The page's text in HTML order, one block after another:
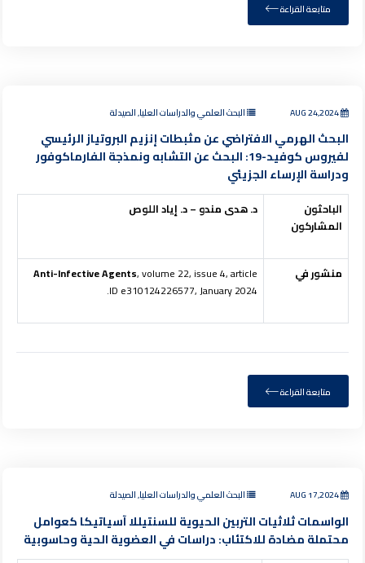
متابعة القراءة
AUG 24,2024 البحث العلمي والدراسات العليا, الصيدلة
البحث الهرمي الافتراضي عن مثبطات إنزيم البروتياز الرئيسي
لفيروس كوفيد-19: البحث عن التشابه ونمذجة الفارماكوفور
ودراسة الإرساء الجزيئي
الباحثون
المشاركون
د. هدى مندو – د. إياد اللوص
منشور في Anti-Infective Agents, volume 22, issue 4, article
ID e310124226577, January 2024.
متابعة القراءة
AUG 17,2024 البحث العلمي والدراسات العليا, الصيدلة
الواسمات ثلاثيات التربين الحيوية للسنتيللا آسياتيكا كعوامل
محتملة مضادة للاكتئاب: دراسات في العضوية الحية وحاسوبية